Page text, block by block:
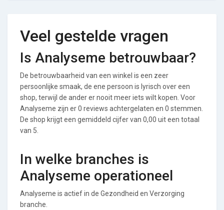
Veel gestelde vragen
Is Analyseme betrouwbaar?
De betrouwbaarheid van een winkel is een zeer
persoonlijke smaak, de ene persoon is lyrisch over een
shop, terwijl de ander er nooit meer iets wilt kopen. Voor
Analyseme zijn er 0 reviews achtergelaten en 0 stemmen.
De shop krijgt een gemiddeld cijfer van 0,00 uit een totaal
van 5.
In welke branches is
Analyseme operationeel
Analyseme is actief in de Gezondheid en Verzorging
branche.